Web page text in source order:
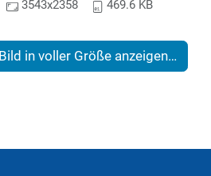
3543x2358 469.6 KB
Bild in voller Größe anzeigen…